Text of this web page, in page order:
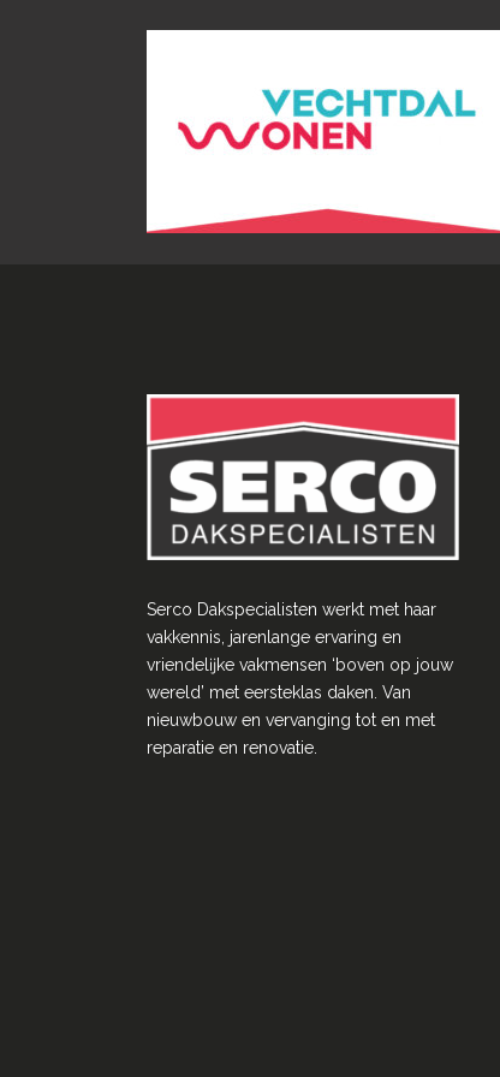
Serco Dakspecialisten werkt met haar
vakkennis, jarenlange ervaring en
vriendelĳke vakmensen ‘boven op jouw
wereld’ met eersteklas daken. Van
nieuwbouw en vervanging tot en met
reparatie en renovatie.